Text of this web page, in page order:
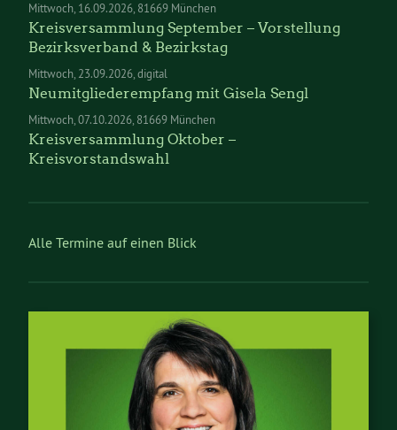
Mittwoch 16.09.2026 81669 München
Kreisversammlung September – Vorstellung
Bezirksverband & Bezirkstag
Mittwoch 23.09.2026 digital
Neumitgliederempfang mit Gisela Sengl
Mittwoch 07.10.2026 81669 München
Kreisversammlung Oktober –
Kreisvorstandswahl
Alle Termine auf einen Blick